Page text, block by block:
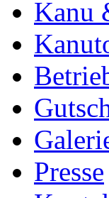
Kanu
Presse